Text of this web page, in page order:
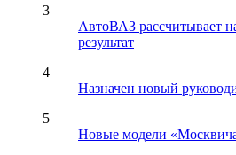
3
АвтоВАЗ рассчитывает
результат
4
Назначен новый
5
Новые модели